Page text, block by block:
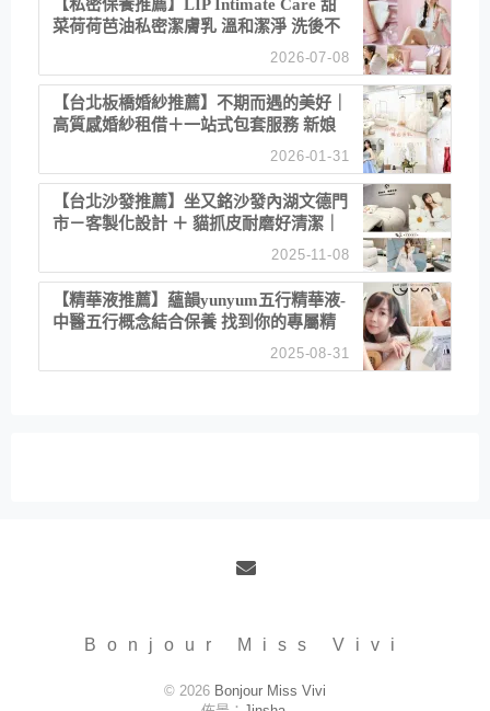
【私密保養推薦】LIP Intimate Care 甜
菜荷荷芭油私密潔膚乳 溫和潔淨 洗後不
2026-07-08
【台北板橋婚紗推薦】不期而遇的美好｜
高質感婚紗租借＋一站式包套服務 新娘
2026-01-31
【台北沙發推薦】坐又銘沙發內湖文德門
市－客製化設計 ＋ 貓抓皮耐磨好清潔｜
直營直銷、價格透明 高CP值打造夢想
2025-11-08
【精華液推薦】蘊韻yunyum五行精華液-
中醫五行概念結合保養 找到你的專屬精
華！ 水㊀土㊀就選「潤・賦精華」維持
2025-08-31
Bonjour Miss Vivi
© 2026 Bonjour Miss Vivi